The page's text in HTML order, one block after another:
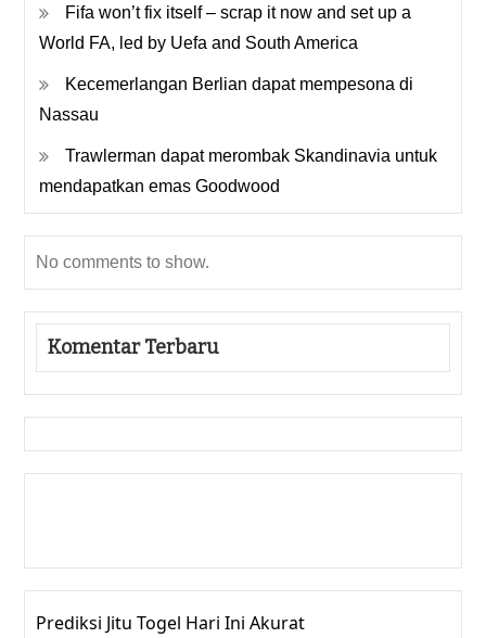
Fifa won’t fix itself – scrap it now and set up a
World FA, led by Uefa and South America
Kecemerlangan Berlian dapat mempesona di
Nassau
Trawlerman dapat merombak Skandinavia untuk
mendapatkan emas Goodwood
No comments to show.
Komentar Terbaru
Prediksi Jitu Togel Hari Ini Akurat